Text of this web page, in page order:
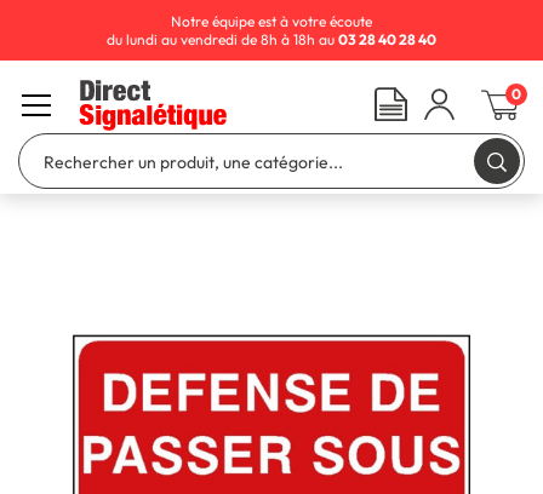
Notre équipe est à votre écoute
du lundi au vendredi de 8h à 18h au 03 28 40 28 40
0